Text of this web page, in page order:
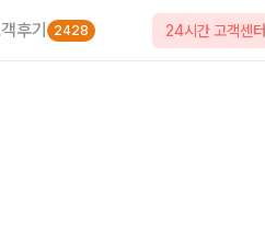
후기 2428 24시간 고객센터